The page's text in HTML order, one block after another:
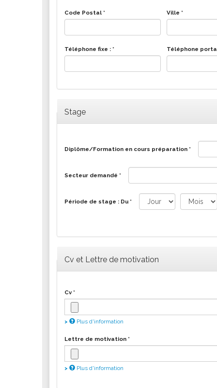
Les droits et obligations
Faire une demande de subvention
Les activités des associations
Infos sargasse
Toilettes publiques
Les marchés
Code Postal * Ville *
Téléphone fixe : * Téléphone
Stage
Diplôme/Formation en cours préparation *
Secteur demandé *
Période de stage : Du *
Cv et Lettre de motivation
Cv *
Plus d'information
Les fichiers doivent peser moins de
Extensions autorisées :gif jpg jpeg
Lettre de motivation *
Plus d'information